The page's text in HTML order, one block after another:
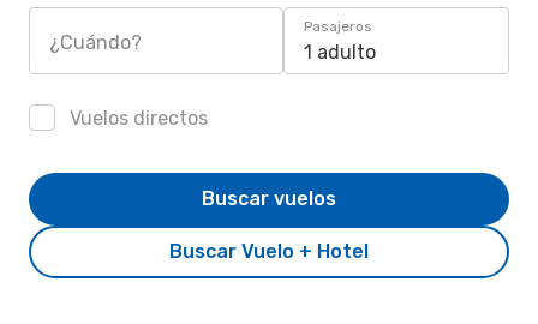
¿Cuándo?
Pasajeros
1 adulto
Vuelos directos
Buscar Vuelo + Hotel
Buscar vuelos